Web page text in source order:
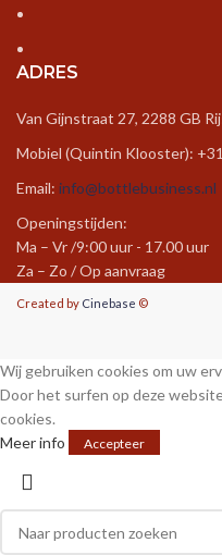
ADRES
Van Gijnstraat 27, 2288 GB
Mobiel (Quintin Klooster):
Email: info@bottlebusiness.nl
Openingstijden:
Ma – Vr /9:00 uur - 17.00 uur
Za – Zo / Op aanvraag
Created by Cinebase ©
Wij gebruiken cookies om uw
Door het surfen op deze
cookies.
Meer info
Accepteer